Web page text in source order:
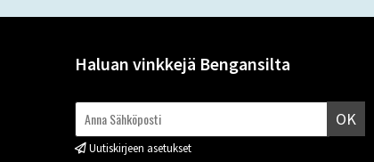
Haluan vinkkejä Bengansilta
OK
Uutiskirjeen asetukset